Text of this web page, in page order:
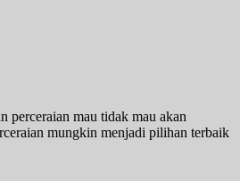
perceraian mau tidak mau akan
mungkin menjadi pilihan terbaik